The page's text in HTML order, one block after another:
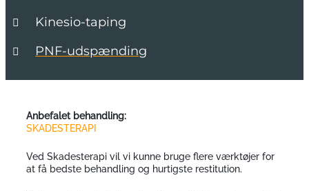
Kinesio-taping
PNF-udspænding
Anbefalet behandling:
SKADESTERAPI
Ved Skadesterapi vil vi kunne bruge flere værktøjer for
at få bedste behandling og hurtigste restitution.